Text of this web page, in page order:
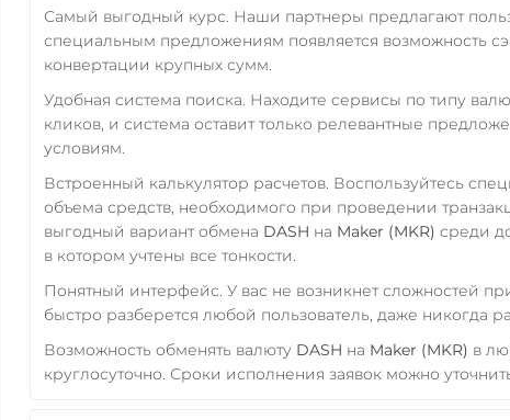
Самый выгодный курс. Наши партнеры предлагают
специальным предложениям появляется возможность
конвертации крупных сумм.
Удобная система поиска. Находите сервисы по типу
кликов, и система оставит только релевантные
условиям.
Встроенный калькулятор расчетов. Воспользуйтесь
объема средств, необходимого при проведении
выгодный вариант обмена DASH на Maker (MKR) среди
в котором учтены все тонкости.
Понятный интерфейс. У вас не возникнет сложностей
быстро разберется любой пользователь, даже
Возможность обменять валюту DASH на Maker (MKR) в
круглосуточно. Сроки исполнения заявок можно